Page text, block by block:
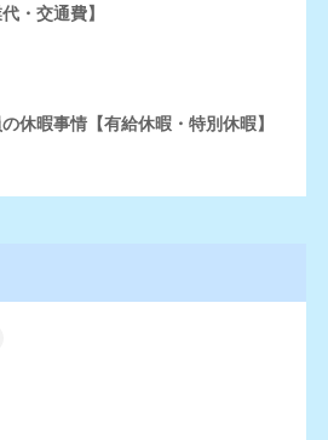
・交通費】
休暇事情【有給休暇・特別休暇】